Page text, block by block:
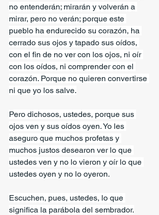
no entenderán; mirarán y volverán a
mirar, pero no verán; porque este
pueblo ha endurecido su corazón, ha
cerrado sus ojos y tapado sus oídos,
con el fin de no ver con los ojos, ni oír
con los oídos, ni comprender con el
corazón. Porque no quieren convertirse
ni que yo los salve.
Pero dichosos, ustedes, porque sus
ojos ven y sus oídos oyen. Yo les
aseguro que muchos profetas y
muchos justos desearon ver lo que
ustedes ven y no lo vieron y oír lo que
ustedes oyen y no lo oyeron.
Escuchen, pues, ustedes, lo que
significa la parábola del sembrador.